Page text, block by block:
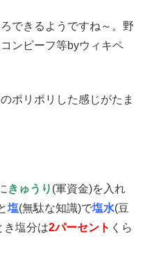
できるようですね～。野
ンビーフ等byウィキペ
ポリポリした感じがたま
きゅうり (軍資金)を入れ
塩(無駄な知識)で塩水(豆
き塩分は2パーセント くら